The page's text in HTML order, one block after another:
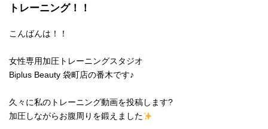
トレーニング！！
こんばんは！！
女性専用加圧トレーニングスタジオ
Biplus Beauty 袋町店の番木です♪
久々に私のトレーニング動画を投稿します?
加圧しながらお腹周りを鍛えました